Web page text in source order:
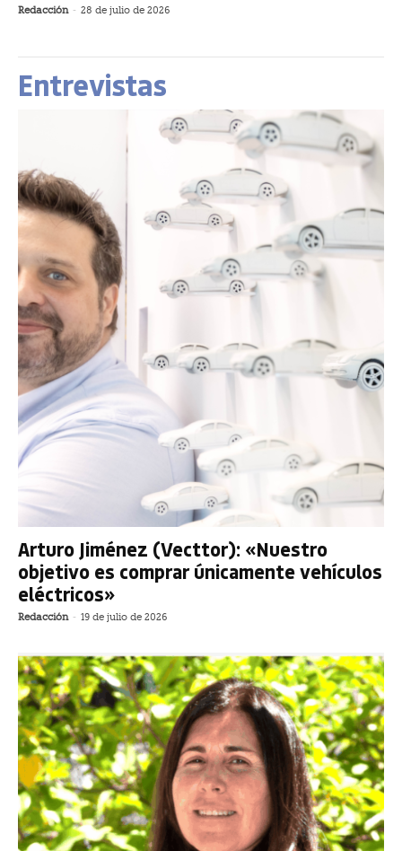
Redacción - 28 de julio de 2026
Entrevistas
Arturo Jiménez (Vecttor): «Nuestro
objetivo es comprar únicamente vehículos
eléctricos»
Redacción - 19 de julio de 2026